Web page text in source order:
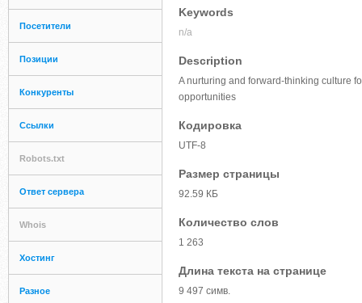
Посетители
Позиции
Конкуренты
Ссылки
Robots.txt
Ответ сервера
Whois
Хостинг
Разное
Keywords
n/a
Description
A nurturing and forward-thinking culture
opportunities
Кодировка
UTF-8
Размер страницы
92.59 КБ
Количество слов
1 263
Длина текста на странице
9 497 симв.